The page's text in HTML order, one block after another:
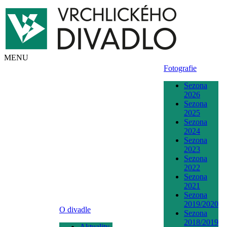
MENU
O divadle
Fotografie
Sezona
2026
Sezona
2025
Sezona
2024
Sezona
2023
Sezona
2022
Sezona
2021
Sezona
2019/2020
Sezona
2018/2019